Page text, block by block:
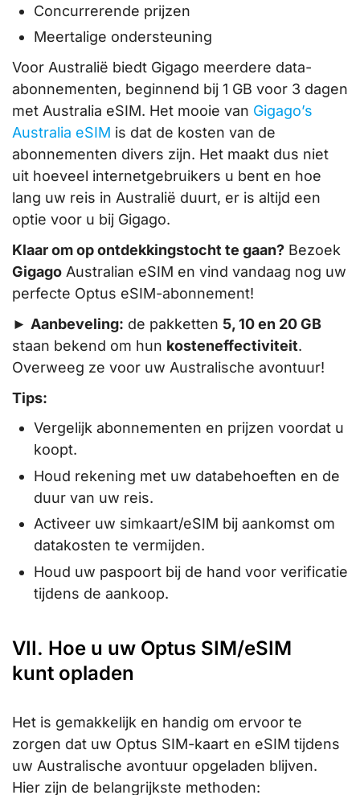
Concurrerende prijzen
Meertalige ondersteuning
Voor Australië biedt Gigago meerdere data-
abonnementen, beginnend bij 1 GB voor 3 dagen
met Australia eSIM. Het mooie van Gigago’s
Australia eSIM is dat de kosten van de
abonnementen divers zijn. Het maakt dus niet
uit hoeveel internetgebruikers u bent en hoe
lang uw reis in Australië duurt, er is altijd een
optie voor u bij Gigago.
Klaar om op ontdekkingstocht te gaan? Bezoek
Gigago Australian eSIM en vind vandaag nog uw
perfecte Optus eSIM-abonnement!
► Aanbeveling: de pakketten 5, 10 en 20 GB
staan bekend om hun kosteneffectiviteit.
Overweeg ze voor uw Australische avontuur!
Tips:
Vergelijk abonnementen en prijzen voordat u
koopt.
Houd rekening met uw databehoeften en de
duur van uw reis.
Activeer uw simkaart/eSIM bij aankomst om
datakosten te vermijden.
Houd uw paspoort bij de hand voor verificatie
tijdens de aankoop.
VII. Hoe u uw Optus SIM/eSIM
kunt opladen
Het is gemakkelijk en handig om ervoor te
zorgen dat uw Optus SIM-kaart en eSIM tijdens
uw Australische avontuur opgeladen blijven.
Hier zijn de belangrijkste methoden: